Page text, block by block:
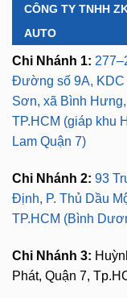
CÔNG TY TNHH
AUTO
Chi Nhánh 1:
Đường số 9A, KDC
Sơn, xã Bình Hưng,
TP.HCM (giáp khu
Lam Quận 7)
Chi Nhánh 2: 93
Định, P. Thủ Dầu
TP.HCM (Bình
Chi Nhánh 3:
Phát, Quận 7,